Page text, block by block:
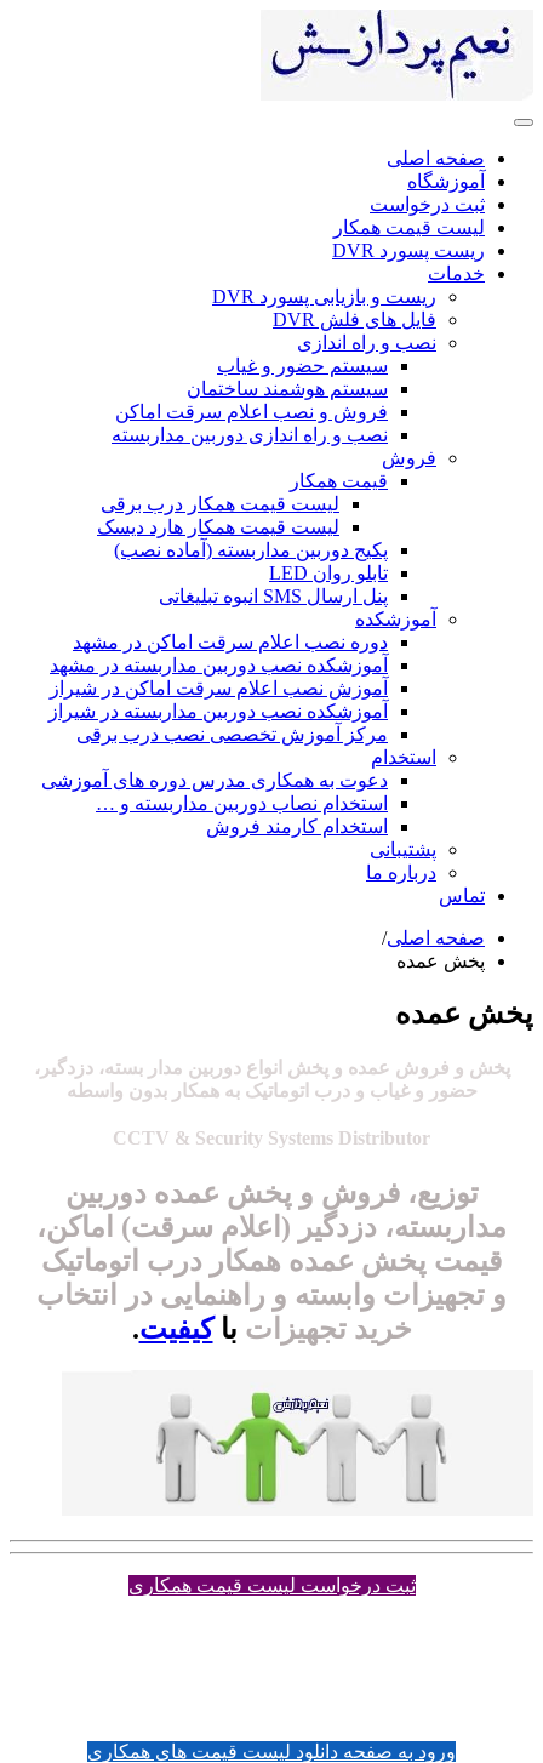
صفحه اصلی
آموزشگاه
ثبت درخواست
لیست قیمت همکار
ریست پسورد DVR
خدمات
ریست و بازیابی پسورد DVR
فایل های فلش DVR
نصب و راه اندازی
سیستم حضور و غیاب
سیستم هوشمند ساختمان
فروش و نصب اعلام سرقت اماکن
نصب و راه اندازی دوربین مداربسته
فروش
قیمت همکار
لیست قیمت همکار درب برقی
لیست قیمت همکار هارد دیسک
پکیج دوربین مداربسته (آماده نصب)
تابلو روان LED
پنل ارسال SMS انبوه تبلیغاتی
آموزشکده
دوره نصب اعلام سرقت اماکن در مشهد
آموزشکده نصب دوربین مداربسته در مشهد
آموزش نصب اعلام سرقت اماکن در شیراز
آموزشکده نصب دوربین مداربسته در شیراز
مرکز آموزش تخصصی نصب درب برقی
استخدام
دعوت به همکاری مدرس دوره های آموزشی
استخدام نصاب دوربین مداربسته و …
استخدام کارمند فروش
پشتیبانی
درباره ما
تماس
صفحه اصلی/
پخش عمده
پخش عمده
پخش و فروش عمده و پخش انواع دوربین مدار بسته، دزدگیر،
حضور و غیاب و درب اتوماتیک به همکار بدون واسطه
CCTV & Security Systems Distributor
توزیع، فروش و پخش عمده دوربین
مداربسته، دزدگیر (اعلام سرقت) اماکن،
قیمت پخش عمده همکار درب اتوماتیک
و تجهیزات وابسته و راهنمایی در انتخاب
خرید تجهیزات باکیفیت.
ثبت درخواست لیست قیمت همکاری
ورود به صفحه دانلود لیست قیمت های همکاری